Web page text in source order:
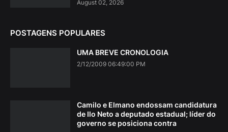
August 02, 2026
POSTAGENS POPULARES
UMA BREVE CRONOLOGIA
2/12/2009 06:49:00 PM
Camilo e Elmano endossam candidatura
de Ilo Neto a deputado estadual; líder do
governo se posiciona contra